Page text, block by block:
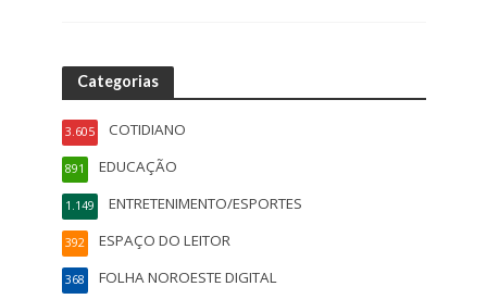
Categorias
COTIDIANO
3.605
EDUCAÇÃO
891
ENTRETENIMENTO/ESPORTES
1.149
ESPAÇO DO LEITOR
392
FOLHA NOROESTE DIGITAL
368